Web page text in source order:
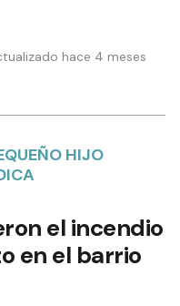
hace 4 meses
HIJO
el incendio
en el barrio